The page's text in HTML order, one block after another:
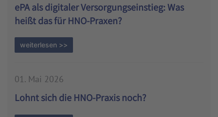
ePA als digitaler Versorgungseinstieg: Was
heißt das für HNO-Praxen?
weiterlesen >>
01. Mai 2026
Lohnt sich die HNO-Praxis noch?